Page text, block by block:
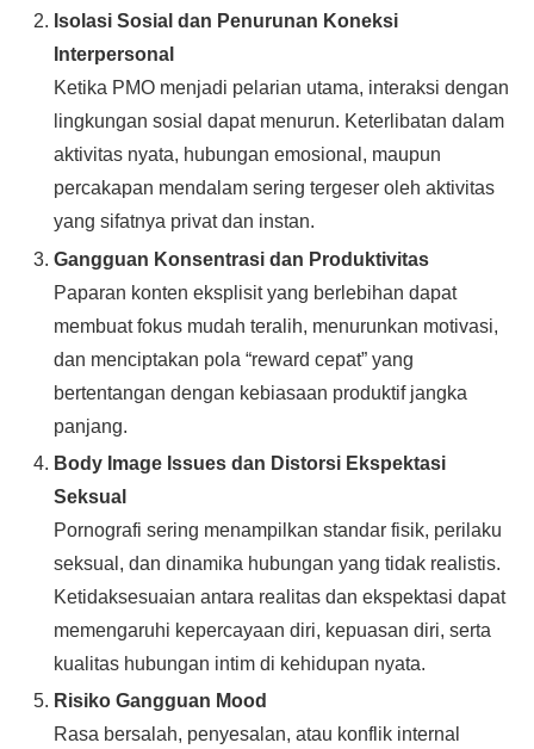
Isolasi Sosial dan Penurunan Koneksi
Interpersonal
Ketika PMO menjadi pelarian utama, interaksi dengan
lingkungan sosial dapat menurun. Keterlibatan dalam
aktivitas nyata, hubungan emosional, maupun
percakapan mendalam sering tergeser oleh aktivitas
yang sifatnya privat dan instan.
Gangguan Konsentrasi dan Produktivitas
Paparan konten eksplisit yang berlebihan dapat
membuat fokus mudah teralih, menurunkan motivasi,
dan menciptakan pola “reward cepat” yang
bertentangan dengan kebiasaan produktif jangka
panjang.
Body Image Issues dan Distorsi Ekspektasi
Seksual
Pornografi sering menampilkan standar fisik, perilaku
seksual, dan dinamika hubungan yang tidak realistis.
Ketidaksesuaian antara realitas dan ekspektasi dapat
memengaruhi kepercayaan diri, kepuasan diri, serta
kualitas hubungan intim di kehidupan nyata.
Risiko Gangguan Mood
Rasa bersalah, penyesalan, atau konflik internal